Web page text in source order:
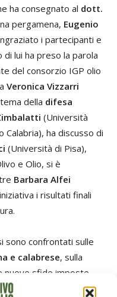
ha consegnato al dott.
pergamena, Eugenio
i partecipanti e
di lui ha preso la parola
del consorzio IGP olio
Veronica Vizzarri
della difesa
(Università
ha discusso di
(Università di Pisa),
e Olio, si è
Barbara Alfei
i risultati finali
sono confrontati sulle
e calabrese, sulla
nuove sfide imposte
. In conclusione, si è